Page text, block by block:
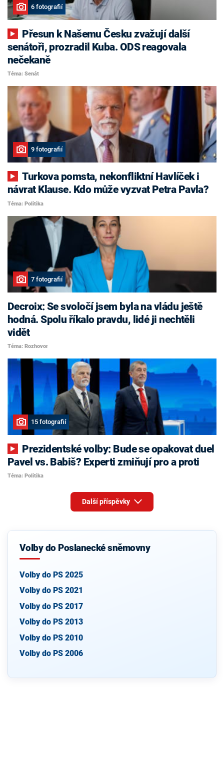
6 fotografií
senátoři, prozradil Kuba. ODS reagovala
nečekaně
Téma: Senát
9 fotografií
Turkova pomsta, nekonfliktní Havlíček i
návrat Klause. Kdo může vyzvat Petra Pavla?
Téma: Politika
7 fotografií
Decroix: Se svoločí jsem byla na vládu ještě
hodná. Spolu říkalo pravdu, lidé ji nechtěli
vidět
Téma: Rozhovor
15 fotografií
Pavel vs. Babiš? Experti zmiňují pro a proti
Téma: Politika
Další příspěvky
Volby do Poslanecké sněmovny
Volby do PS 2025
Volby do PS 2021
Volby do PS 2017
Volby do PS 2013
Volby do PS 2010
Volby do PS 2006